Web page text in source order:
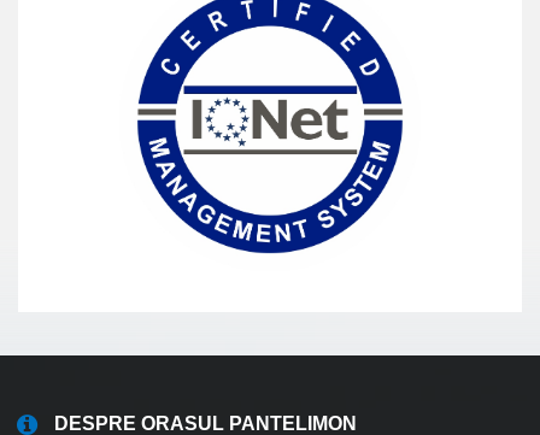
DESPRE ORASUL PANTELIMON